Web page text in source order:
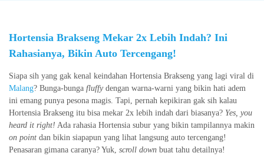
Hortensia Brakseng Mekar 2x Lebih Indah? Ini
Rahasianya, Bikin Auto Tercengang!
Siapa sih yang gak kenal keindahan Hortensia Brakseng yang lagi viral di
Malang? Bunga-bunga fluffydengan warna-warni yang bikin hati adem
ini emang punya pesona magis. Tapi, pernah kepikiran gak sih kalau
Hortensia Brakseng itu bisa mekar 2x lebih indah dari biasanya? Yes, you
heard it right! Ada rahasia Hortensia subur yang bikin tampilannya makin
on point dan bikin siapapun yang lihat langsung auto tercengang!
Penasaran gimana caranya? Yuk, scroll down buat tahu detailnya!